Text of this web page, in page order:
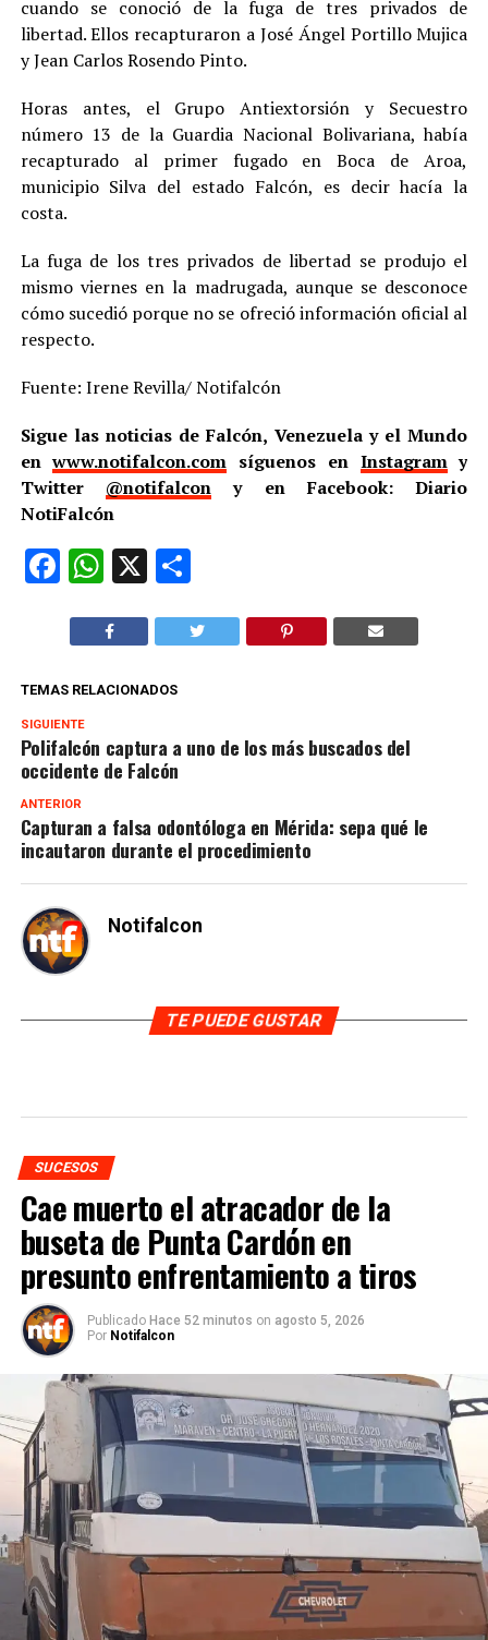
cuando se conoció de la fuga de tres privados de
libertad. Ellos recapturaron a José Ángel Portillo Mujica
y Jean Carlos Rosendo Pinto.
Horas antes, el Grupo Antiextorsión y Secuestro
número 13 de la Guardia Nacional Bolivariana, había
recapturado al primer fugado en Boca de Aroa,
municipio Silva del estado Falcón, es decir hacía la
costa.
La fuga de los tres privados de libertad se produjo el
mismo viernes en la madrugada, aunque se desconoce
cómo sucedió porque no se ofreció información oficial al
respecto.
Fuente: Irene Revilla/ Notifalcón
Sigue las noticias de Falcón, Venezuela y el Mundo
enwww.notifalcon.com síguenos en Instagramy
Twitter @notifalcon y en Facebook: Diario
NotiFalcón
Facebook
WhatsApp
X Compartir
TEMAS RELACIONADOS
SIGUIENTE
Polifalcón captura a uno de los más buscados del
occidente de Falcón
ANTERIOR
Capturan a falsa odontóloga en Mérida: sepa qué le
incautaron durante el procedimiento
Notifalcon
TE PUEDE GUSTAR
SUCESOS
Cae muerto el atracador de la
buseta de Punta Cardón en
presunto enfrentamiento a tiros
Publicado Hace 52 minutos on agosto 5, 2026
Por Notifalcon